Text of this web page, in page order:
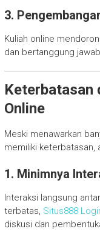
3.
Kuliah online
dan bertanggung
Keterbatasan
Online
Meski menawarkan
memiliki keterbatasan,
1. Minimnya
Interaksi langsung
terbatas, Situs888
diskusi dan